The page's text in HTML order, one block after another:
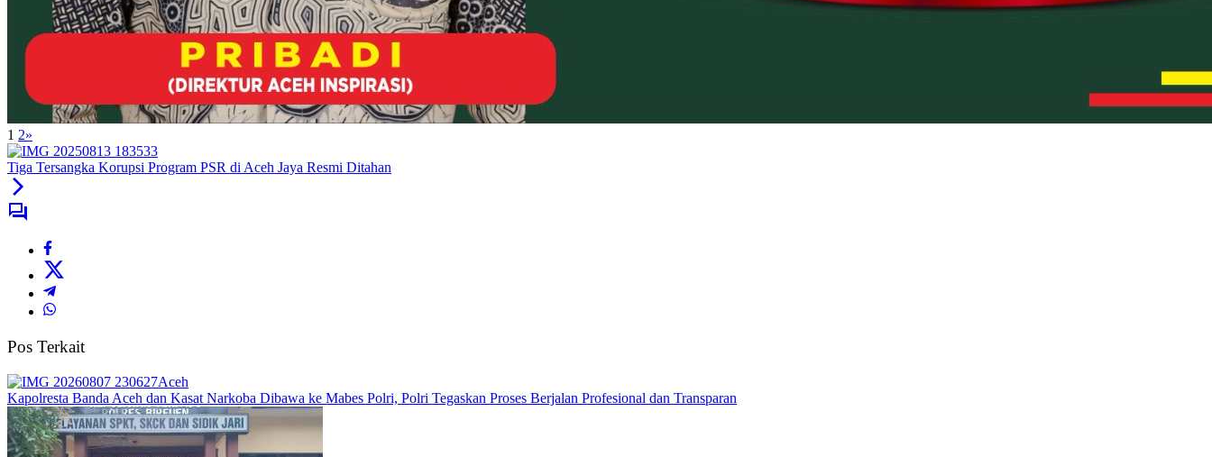
1 2»
Tiga Tersangka Korupsi Program PSR di Aceh Jaya Resmi Ditahan
Pos Terkait
Aceh
Kapolresta Banda Aceh dan Kasat Narkoba Dibawa ke Mabes Polri, Polri Tegaskan Proses Berjalan Profesional dan Transparan